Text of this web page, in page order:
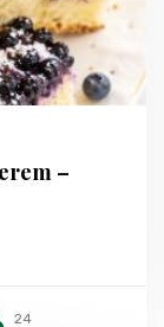
–
24